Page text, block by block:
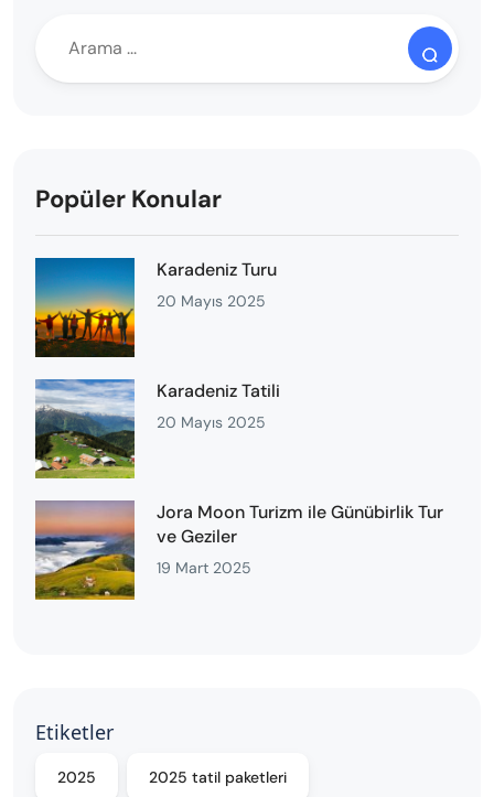
Popüler Konular
Karadeniz Turu
20 Mayıs 2025
Karadeniz Tatili
20 Mayıs 2025
Jora Moon Turizm ile Günübirlik Tur
ve Geziler
19 Mart 2025
Etiketler
2025 2025 tatil paketleri